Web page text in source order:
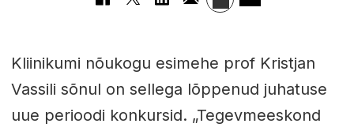
Kliinikumi nõukogu esimehe prof Kristjan
Vassili sõnul on sellega lõppenud juhatuse
uue perioodi konkursid. „Tegevmeeskond